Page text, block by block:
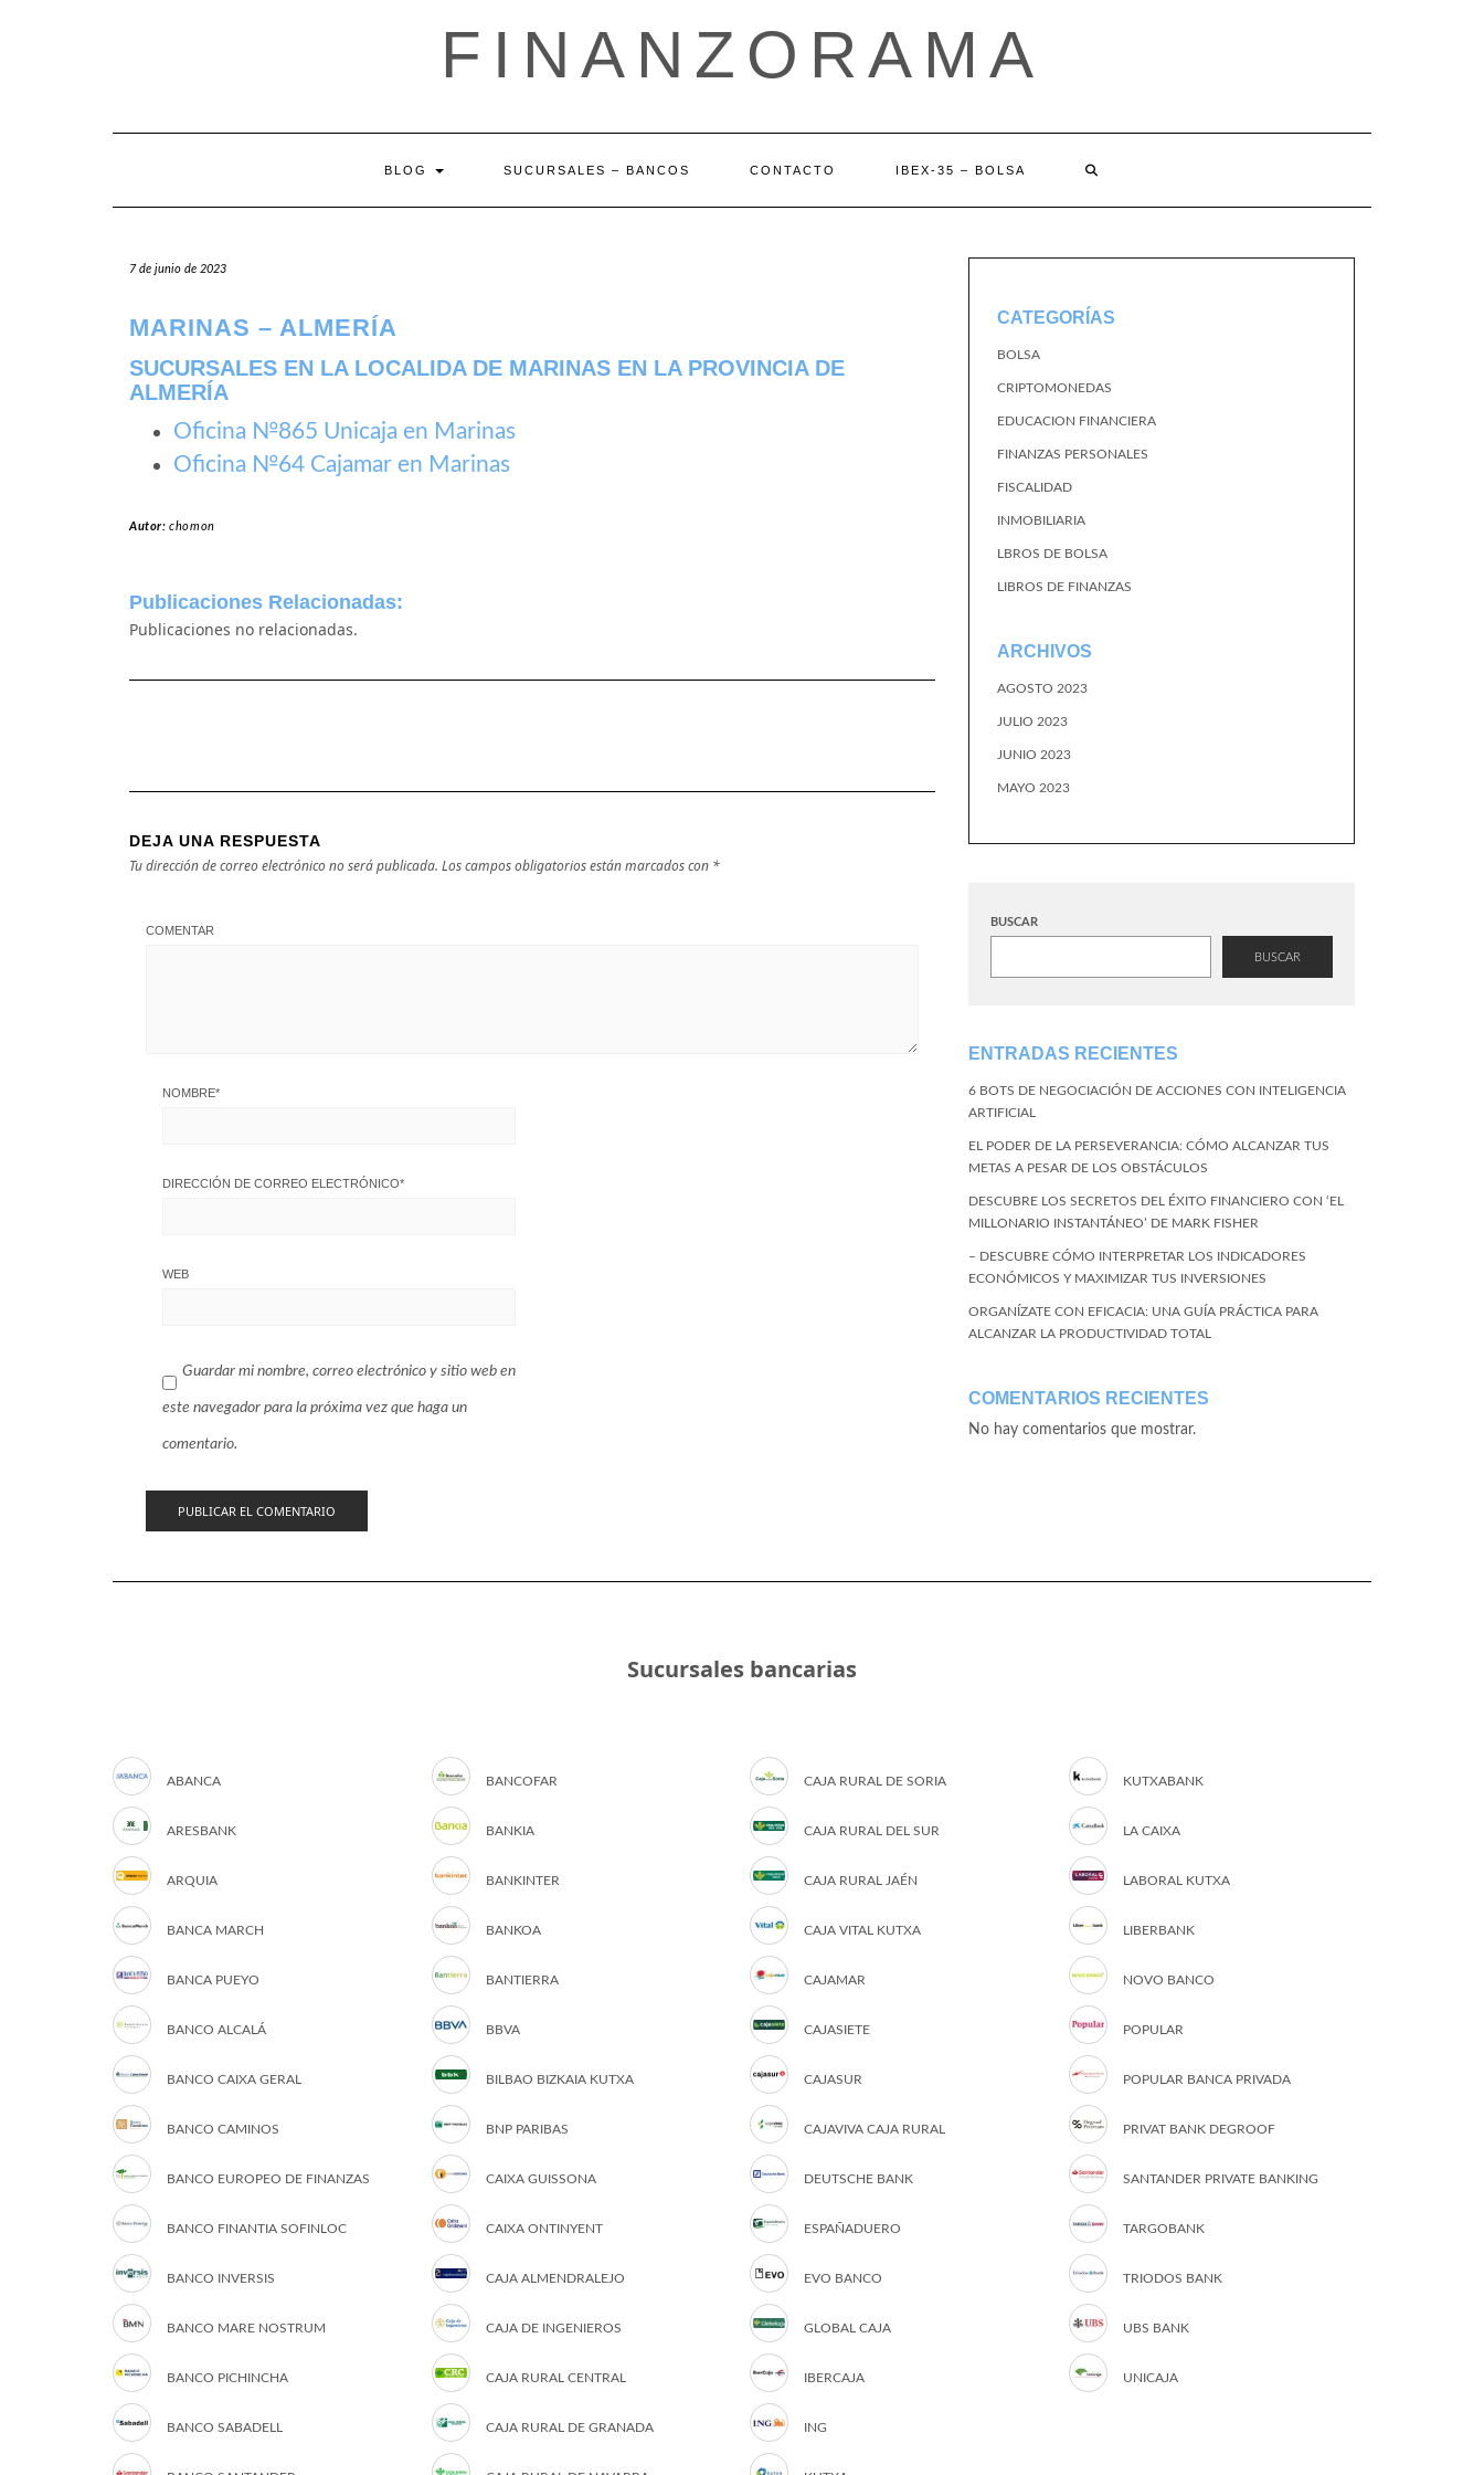
FINANZORAMA
BLOG SUCURSALES – BANCOS CONTACTO IBEX-35 – BOLSA
7 de junio de 2023
MARINAS – ALMERÍA
SUCURSALES EN LA LOCALIDA DE MARINAS EN LA PROVINCIA DE
ALMERÍA
Oficina №865 Unicaja en Marinas
Oficina №64 Cajamar en Marinas
Autor:chomon
Publicaciones Relacionadas:
Publicaciones no relacionadas.
DEJA UNA RESPUESTA
Tu dirección de correo electrónico no será publicada. Los campos obligatorios están marcados con *
COMENTAR
NOMBRE*
DIRECCIÓN DE CORREO ELECTRÓNICO*
WEB
Guardar mi nombre, correo electrónico y sitio web en
este navegador para la próxima vez que haga un
comentario.
CATEGORÍAS
BOLSA
CRIPTOMONEDAS
EDUCACION FINANCIERA
FINANZAS PERSONALES
FISCALIDAD
INMOBILIARIA
LBROS DE BOLSA
LIBROS DE FINANZAS
ARCHIVOS
AGOSTO 2023
JULIO 2023
JUNIO 2023
MAYO 2023
BUSCAR
BUSCAR
ENTRADAS RECIENTES
6 BOTS DE NEGOCIACIÓN DE ACCIONES CON INTELIGENCIA
ARTIFICIAL
EL PODER DE LA PERSEVERANCIA: CÓMO ALCANZAR TUS
METAS A PESAR DE LOS OBSTÁCULOS
DESCUBRE LOS SECRETOS DEL ÉXITO FINANCIERO CON ‘EL
MILLONARIO INSTANTÁNEO’ DE MARK FISHER
– DESCUBRE CÓMO INTERPRETAR LOS INDICADORES
ECONÓMICOS Y MAXIMIZAR TUS INVERSIONES
ORGANÍZATE CON EFICACIA: UNA GUÍA PRÁCTICA PARA
ALCANZAR LA PRODUCTIVIDAD TOTAL
COMENTARIOS RECIENTES
No hay comentarios que mostrar.
Sucursales bancarias
ABANCA
ARESBANK
ARQUIA
BANCA MARCH
BANCA PUEYO
BANCO ALCALÁ
BANCO CAIXA GERAL
BANCO CAMINOS
BANCO EUROPEO DE FINANZAS
BANCO FINANTIA SOFINLOC
BANCO INVERSIS
BANCO MARE NOSTRUM
BANCO PICHINCHA
BANCO SABADELL
BANCOFAR
BANKIA
BANKINTER
BANKOA
BANTIERRA
BBVA
BILBAO BIZKAIA KUTXA
BNP PARIBAS
CAIXA GUISSONA
CAIXA ONTINYENT
CAJA ALMENDRALEJO
CAJA DE INGENIEROS
CAJA RURAL CENTRAL
CAJA RURAL DE GRANADA
CAJA RURAL DE SORIA
CAJA RURAL DEL SUR
CAJA RURAL JAÉN
CAJA VITAL KUTXA
CAJAMAR
CAJASIETE
CAJASUR
CAJAVIVA CAJA RURAL
DEUTSCHE BANK
ESPAÑADUERO
EVO BANCO
GLOBAL CAJA
IBERCAJA
ING
KUTXABANK
LA CAIXA
LABORAL KUTXA
LIBERBANK
NOVO BANCO
POPULAR
POPULAR BANCA PRIVADA
PRIVAT BANK DEGROOF
SANTANDER PRIVATE BANKING
TARGOBANK
TRIODOS BANK
UBS BANK
UNICAJA